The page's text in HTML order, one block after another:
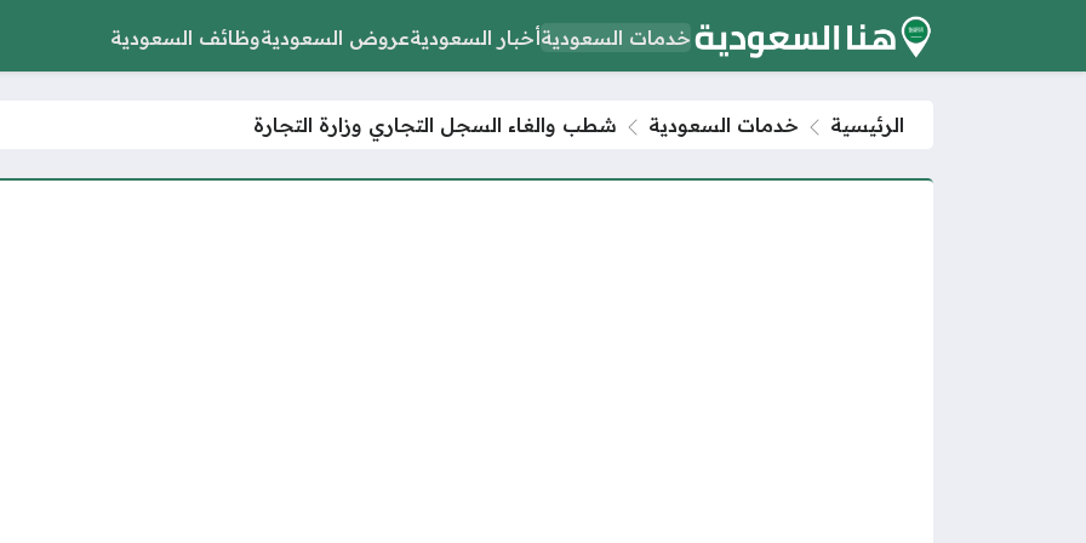
خدمات السعوديةأخبار السعوديةعروض السعوديةوظائف السعودية
الرئيسية خدمات السعودية شطب والغاء السجل التجاري وزارة التجارة